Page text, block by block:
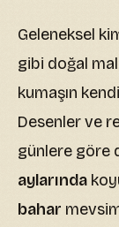
Geleneksel
gibi doğal
kumaşın
Desenler ve
günlere göre
aylarında
bahar